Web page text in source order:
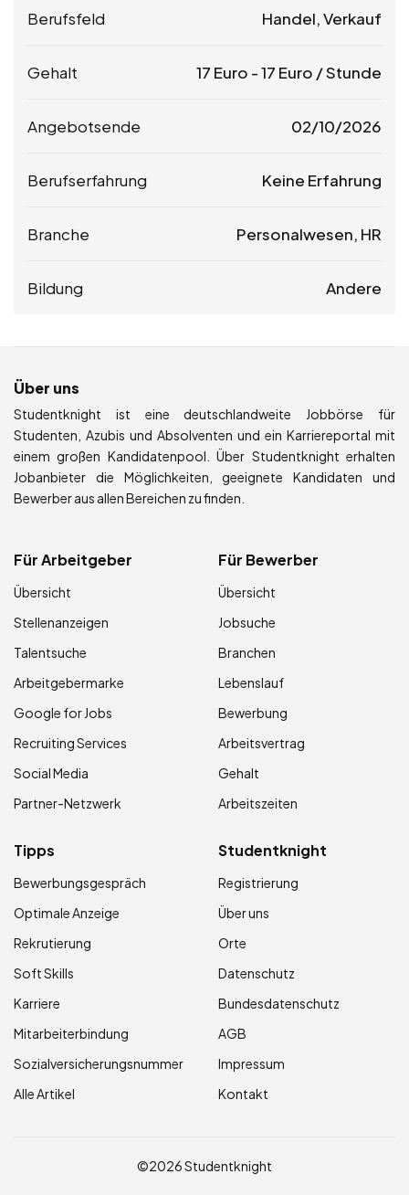
Berufsfeld Handel, Verkauf
Gehalt 17 Euro -17 Euro / Stunde
Angebotsende 02/10/2026
Berufserfahrung Keine Erfahrung
Branche Personalwesen, HR
Bildung Andere
Über uns
Studentknight ist eine deutschlandweite Jobbörse für
Studenten, Azubis und Absolventen und ein Karriereportal mit
einem großen Kandidatenpool. Über Studentknight erhalten
Jobanbieter die Möglichkeiten, geeignete Kandidaten und
Bewerber aus allen Bereichen zu finden.
Für Arbeitgeber
Übersicht
Stellenanzeigen
Talentsuche
Arbeitgebermarke
Google for Jobs
Recruiting Services
Social Media
Partner-Netzwerk
Für Bewerber
Übersicht
Jobsuche
Branchen
Lebenslauf
Bewerbung
Arbeitsvertrag
Gehalt
Arbeitszeiten
Tipps
Bewerbungsgespräch
Optimale Anzeige
Rekrutierung
Soft Skills
Karriere
Mitarbeiterbindung
Sozialversicherungsnummer
Alle Artikel
Studentknight
Registrierung
Über uns
Orte
Datenschutz
Bundesdatenschutz
AGB
Impressum
Kontakt
©2026 Studentknight